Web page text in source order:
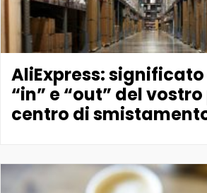
AliExpress:
“in” e “out” del
centro di